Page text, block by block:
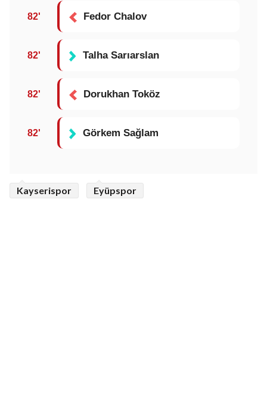
82' Fedor Chalov
82' Talha Sarıarslan
82' Dorukhan Toköz
82' Görkem Sağlam
Kayserispor Eyüpspor